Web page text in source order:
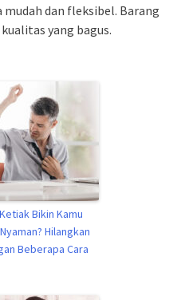
mudah dan fleksibel. Barang
yang bagus.
Bikin Kamu
Hilangkan
Beberapa Cara